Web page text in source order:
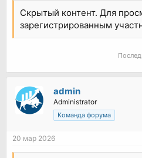
Скрытый контент. Для
зарегистрированным
admin
Administrator
Команда форума
20 мар 2026